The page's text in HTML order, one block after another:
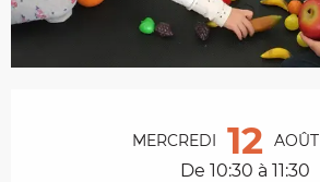
MERCREDI 12 AOÛT
De 10:30 à 11:30